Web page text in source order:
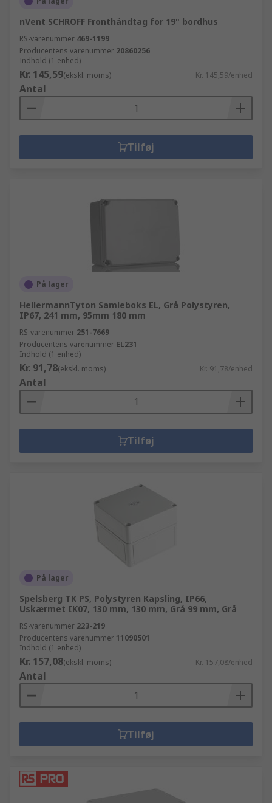
nVent SCHROFF Fronthåndtag for 19" bordhus
RS-varenummer 469-1199
Producentens varenummer 20860256
Indhold (1 enhed)
Kr. 145,59(ekskl. moms) Kr. 145,59/enhed
Antal
Tilføj
På lager
HellermannTyton Samleboks EL, Grå Polystyren,
IP67, 241 mm, 95mm 180 mm
RS-varenummer 251-7669
Producentens varenummer EL231
Indhold (1 enhed)
Kr. 91,78(ekskl. moms) Kr. 91,78/enhed
Antal
Tilføj
På lager
Spelsberg TK PS, Polystyren Kapsling, IP66,
Uskærmet IK07, 130 mm, 130 mm, Grå 99 mm, Grå
RS-varenummer 223-219
Producentens varenummer 11090501
Indhold (1 enhed)
Kr. 157,08(ekskl. moms) Kr. 157,08/enhed
Antal
Tilføj